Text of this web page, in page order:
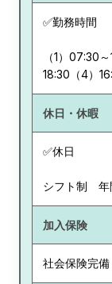
✅勤務時間
（1）07:30
18:30（4）
休日・休暇
✅休日
シフト制 年
加入保険
社会保険完備